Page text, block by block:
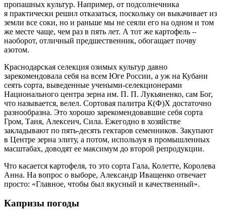
пропашных культур. Например, от подсолнечника
я практически решил отказаться, поскольку он выкачивает из
земли все соки, но и раньше мы не сеяли его на одном и том
же месте чаще, чем раз в пять лет. А тот же картофель – ​
наоборот, отличный предшественник, обогащает почву
азотом.
Краснодарская селекция озимых культур давно
зарекомендовала себя на всем Юге России, а уж на Кубани
сеять сорта, выведенные учеными-­селекционерами
Национального центра зерна им. П. П. Лукьяненко, сам Бог,
что называется, велел. Сортовая палитра К(Ф)Х достаточно
разнообразна. Это хорошо зарекомендовавшие себя сорта
Гром, Таня, Алексеич, Сила. Ежегодно в хозяйстве
закладывают по пять-десять гектаров семенников. Закупают
в Центре зерна элиту, а потом, используя в промышленных
масштабах, доводят ее максимум до второй репродукции.
Что касается картофеля, то это сорта Гала, Колетте, Королева
Анна. На вопрос о выборе, Александр Иващенко отвечает
прос­то: «Главное, чтобы был вкусный и качественный».
Капризы погоды